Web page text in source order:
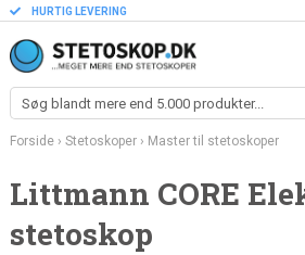
HURTIG LEVERING
Forside› Stetoskoper› Master til stetoskoper
Littmann CORE
stetoskop